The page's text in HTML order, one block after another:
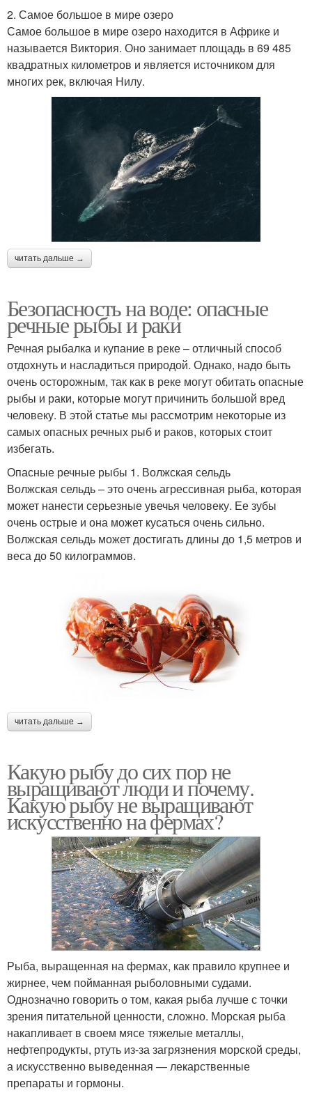
2. Самое большое в мире озеро
Самое большое в мире озеро находится в Африке и
называется Виктория. Оно занимает площадь в 69 485
квадратных километров и является источником для
многих рек, включая Нилу.
читать дальше →
Безопасность на воде: опасные
речные рыбы и раки
Речная рыбалка и купание в реке – отличный способ
отдохнуть и насладиться природой. Однако, надо быть
очень осторожным, так как в реке могут обитать опасные
рыбы и раки, которые могут причинить большой вред
человеку. В этой статье мы рассмотрим некоторые из
самых опасных речных рыб и раков, которых стоит
избегать.
Опасные речные рыбы 1. Волжская сельдь
Волжская сельдь – это очень агрессивная рыба, которая
может нанести серьезные увечья человеку. Ее зубы
очень острые и она может кусаться очень сильно.
Волжская сельдь может достигать длины до 1,5 метров и
веса до 50 килограммов.
читать дальше →
Какую рыбу до сих пор не
выращивают люди и почему.
Какую рыбу не выращивают
искусственно на фермах?
Рыба, выращенная на фермах, как правило крупнее и
жирнее, чем пойманная рыболовными судами.
Однозначно говорить о том, какая рыба лучше с точки
зрения питательной ценности, сложно. Морская рыба
накапливает в своем мясе тяжелые металлы,
нефтепродукты, ртуть из-за загрязнения морской среды,
а искусственно выведенная — лекарственные
препараты и гормоны.